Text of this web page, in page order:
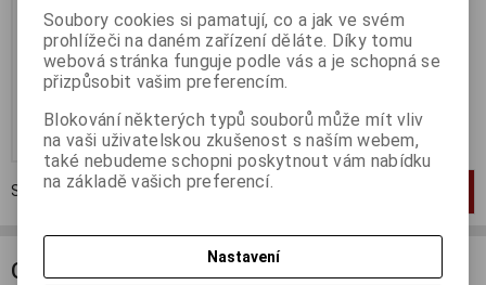
(TYPE C)
Termín dodání (dny):3
879 Kč
Koupit
Strana 1z1Celkem1záznamů
ODBĚR NOVINEK
Soubory cookies si pamatují, co a jak ve svém
prohlížeči na daném zařízení děláte. Díky tomu
webová stránka funguje podle vás a je schopná se
přizpůsobit vašim preferencím.
Blokování některých typů souborů může mít vliv
na vaši uživatelskou zkušenost s naším webem,
také nebudeme schopni poskytnout vám nabídku
na základě vašich preferencí.
Nastavení